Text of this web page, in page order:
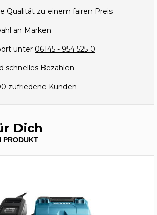
Qualität zu einem fairen Preis
an Marken
unter 06145 - 954 525 0
schnelles Bezahlen
zufriedene Kunden
Dich
PRODUKT